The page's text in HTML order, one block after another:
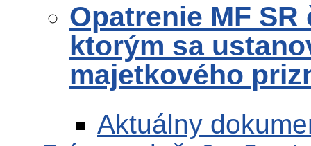
Opatrenie MF SR
ktorým sa
majetkového
Aktuálny